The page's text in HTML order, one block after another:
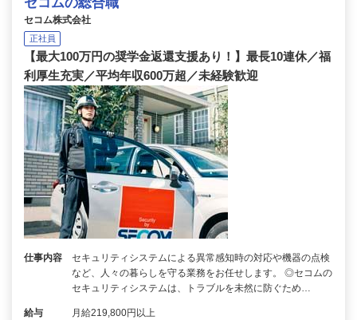
セコム株式会社
正社員
【最大100万円の奨学金返還支援あり！】最長10連休／福
利厚生充実／平均年収600万超／未経験歓迎
仕事内容
セキュリティシステムによる異常感知時の対応や機器の点検
など、人々の暮らしを守る業務をお任せします。 ◎セコムの
セキュリティシステムは、トラブルを未然に防ぐため…
給与 月給219,800円以上